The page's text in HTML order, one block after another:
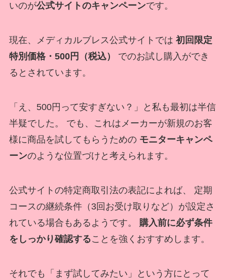
いのが公式サイトのキャンペーンです。
現在、メディカルブレス公式サイトでは 初回限定
特別価格・500円（税込）
でのお試し購入ができ
るとされています。
「え、500円って安すぎない？」と私も最初は半信
半疑でした。 でも、これはメーカーが新規のお客
様に商品を試してもらうための モニターキャンペ
ーンのような位置づけと考えられます。
公式サイトの特定商取引法の表記によれば、 定期
コースの継続条件（3回お受け取りなど）が設定さ
れている場合もあるようです。 購入前に必ず条件
をしっかり確認することを強くおすすめします。
それでも「まず試してみたい」という方にとって